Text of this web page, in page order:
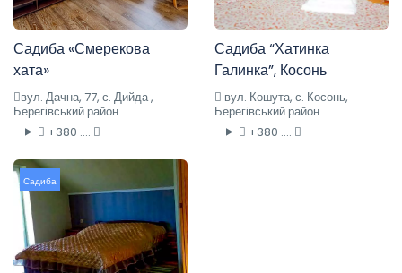
Садиба «Смерекова
хата»
вул. Дачна, 77, с. Дийда ,
Берегівський район
+380 ....
Садиба “Хатинка
Галинка”, Косонь
вул. Кошута, с. Косонь,
Берегівський район
+380 ....
Садиба